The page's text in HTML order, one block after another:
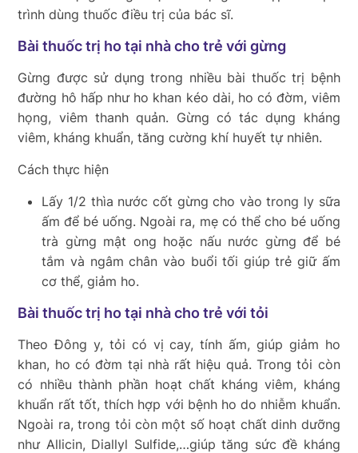
trình dùng thuốc điều trị của bác sĩ.
Bài thuốc trị ho tại nhà cho trẻ với gừng
Gừng được sử dụng trong nhiều bài thuốc trị bệnh
đường hô hấp như ho khan kéo dài, ho có đờm, viêm
họng, viêm thanh quản. Gừng có tác dụng kháng
viêm, kháng khuẩn, tăng cường khí huyết tự nhiên.
Cách thực hiện
Lấy 1/2 thìa nước cốt gừng cho vào trong ly sữa
ấm để bé uống. Ngoài ra, mẹ có thể cho bé uống
trà gừng mật ong hoặc nấu nước gừng để bé
tắm và ngâm chân vào buổi tối giúp trẻ giữ ấm
cơ thể, giảm ho.
Bài thuốc trị ho tại nhà cho trẻ với tỏi
Theo Đông y, tỏi có vị cay, tính ấm, giúp giảm ho
khan, ho có đờm tại nhà rất hiệu quả. Trong tỏi còn
có nhiều thành phần hoạt chất kháng viêm, kháng
khuẩn rất tốt, thích hợp với bệnh ho do nhiễm khuẩn.
Ngoài ra, trong tỏi còn một số hoạt chất dinh dưỡng
như Allicin, Diallyl Sulfide,…giúp tăng sức đề kháng